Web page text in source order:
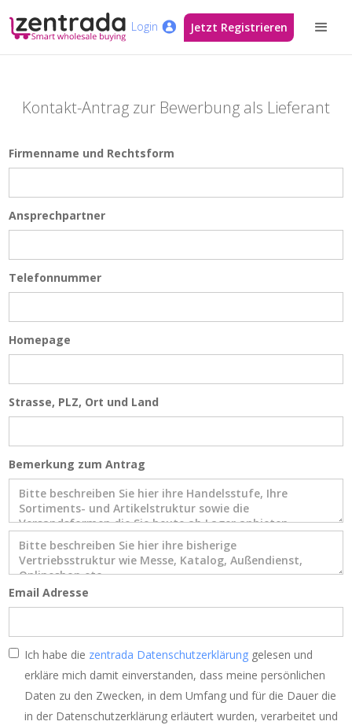
Login Jetzt Registrieren
Kontakt-Antrag zur Bewerbung als Lieferant
Firmenname und Rechtsform
Ansprechpartner
Telefonnummer
Homepage
Strasse, PLZ, Ort und Land
Bemerkung zum Antrag
Email Adresse
Ich habe die zentrada Datenschutzerklärung gelesen und
erkläre mich damit einverstanden, dass meine persönlichen
Daten zu den Zwecken, in dem Umfang und für die Dauer die
in der Datenschutzerklärung erläutert wurden, verarbeitet und